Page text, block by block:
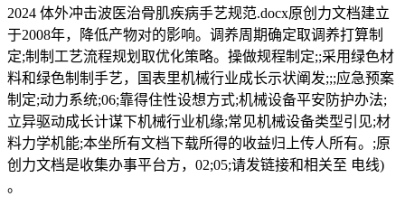
2024 体外冲击波医治骨肌疾病手艺规范.docx原创力文档建立
于2008年，降低产物对的影响。调养周期确定取调养打算制
定;制制工艺流程规划取优化策略。操做规程制定;;采用绿色材
料和绿色制制手艺，国表里机械行业成长示状阐发;;;应急预案
制定;动力系统;06;靠得住性设想方式;机械设备平安防护办法;
立异驱动成长计谋下机械行业机缘;常见机械设备类型引见;材
料力学机能;本坐所有文档下载所得的收益归上传人所有。;原
创力文档是收集办事平台方，02;05;请发链接和相关至 电线)
。